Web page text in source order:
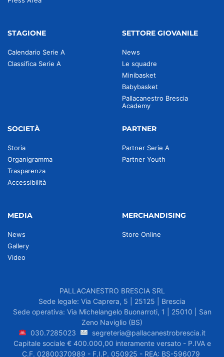
STAGIONE
Calendario Serie A
Classifica Serie A
SETTORE GIOVANILE
News
Le squadre
Minibasket
Babybasket
Pallacanestro Brescia
Academy
SOCIETÀ
Storia
Organigramma
Trasparenza
Accessibilità
PARTNER
Partner Serie A
Partner Youth
MEDIA
News
Gallery
Video
MERCHANDISING
Store Online
PALLACANESTRO BRESCIA SRL
Sede legale: Via Caprera, 5 | 25125 | Brescia
Sede operativa: Via Michelangelo Buonarroti, 1 | 25010 | San
Zeno Naviglio (BS)
030.7285023
segreteria@pallacanestrobrescia.it
Capitale sociale € 400.000,00 interamente versato - P.IVA e
C.F. 02800370989 - F.I.P. 050925 - REA: BS-596079